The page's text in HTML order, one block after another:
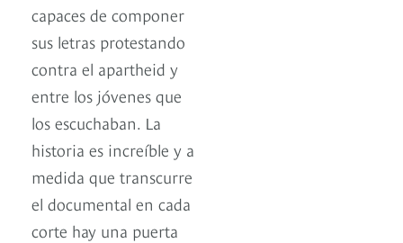
capaces de componer
sus letras protestando
contra el apartheid y
entre los jóvenes que
los escuchaban. La
historia es increíble y a
medida que transcurre
el documental en cada
corte hay una puerta